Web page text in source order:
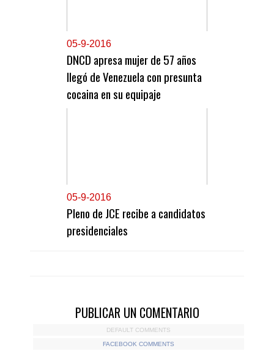
05-9-2016
DNCD apresa mujer de 57 años
llegó de Venezuela con presunta
cocaina en su equipaje
05-9-2016
Pleno de JCE recibe a candidatos
presidenciales
PUBLICAR UN COMENTARIO
DEFAULT COMMENTS
FACEBOOK COMMENTS